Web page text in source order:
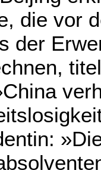
die vor
der